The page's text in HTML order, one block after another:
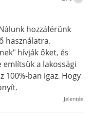
hozzáférünk
használatra.
hívják őket, és
említsük a lakossági
100%-ban igaz. Hogy
Jelentés